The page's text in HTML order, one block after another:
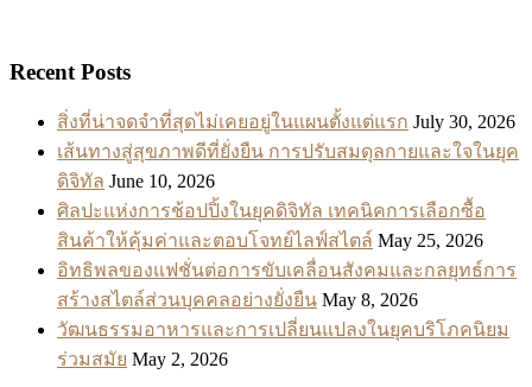
Recent Posts
สิ่งที่น่าจดจำที่สุดไม่เคยอยู่ในแผนตั้งแต่แรก July 30, 2026
เส้นทางสู่สุขภาพดีที่ยั่งยืน การปรับสมดุลกายและใจในยุค
ดิจิทัล June 10, 2026
ศิลปะแห่งการช้อปปิ้งในยุคดิจิทัล เทคนิคการเลือกซื้อ
สินค้าให้คุ้มค่าและตอบโจทย์ไลฟ์สไตล์ May 25, 2026
อิทธิพลของแฟชั่นต่อการขับเคลื่อนสังคมและกลยุทธ์การ
สร้างสไตล์ส่วนบุคคลอย่างยั่งยืน May 8, 2026
วัฒนธรรมอาหารและการเปลี่ยนแปลงในยุคบริโภคนิยม
ร่วมสมัย May 2, 2026